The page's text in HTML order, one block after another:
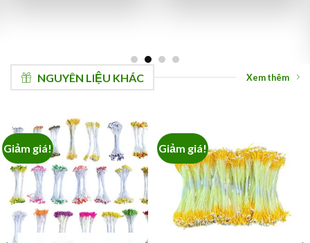
NGUYÊN LIỆU KHÁC Xem thêm
Giảm giá! Giảm giá!